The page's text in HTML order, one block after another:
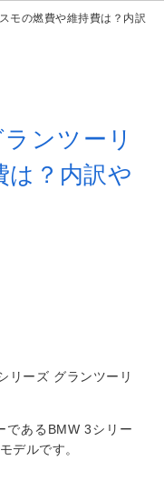
モの燃費や維持費は？内訳
ンツーリ
は？内訳や
リーズ グランツーリ
であるBMW 3シリー
デルです。